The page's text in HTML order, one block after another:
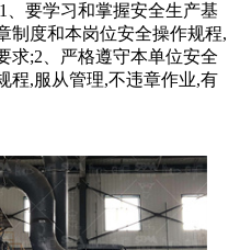
、要学习和掌握安全生产基
制度和本岗位安全操作规程,
求;2、严格遵守本单位安全
程,服从管理,不违章作业,有